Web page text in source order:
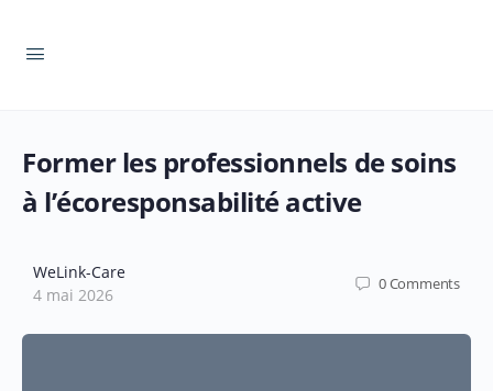
Former les professionnels de soins
à l’écoresponsabilité active
WeLink-Care
4 mai 2026
0Comments